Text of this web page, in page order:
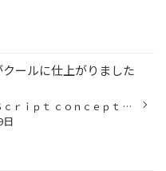
クールに仕上がりました
ワゴンＲに Ｓｃｒｉｐｔ ｃｏｎｃｅｐｔ ｂｙ ＳＴＥＥＺ ｽｸﾘﾌﾟﾄ ｺﾝｾﾌﾟﾄ ﾊﾞｲ ｽﾃｨｰｽﾞ を装着しましたよ★ さらにクールになりましたよね★ ホイールサイズ 15×45 4/100＋45 タイヤサイズ 165/50Ｒ15
日